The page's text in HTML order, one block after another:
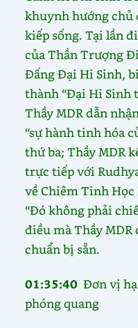
khuynh hướng chủ
kiếp sống. Tại lần
của Thần Trượng
Đấng Đại Hi Sinh,
thành “Đại Hi Sinh
Thầy MDR dẫn
“sự hành tinh hóa
thứ ba; Thầy MDR
trực tiếp với
về Chiêm Tinh
“Đó không phải
điều mà Thầy
chuẩn bị sẵn.
01:35:40Đơn vị
phóng quang